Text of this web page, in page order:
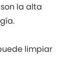
la alta
limpiar